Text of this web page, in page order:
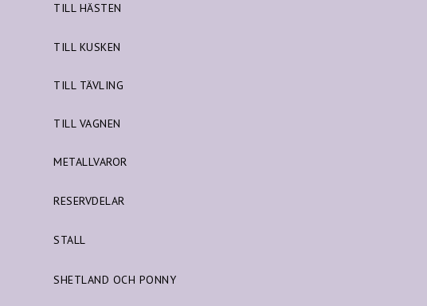
TILL HÄSTEN
TILL KUSKEN
TILL TÄVLING
TILL VAGNEN
METALLVAROR
RESERVDELAR
STALL
SHETLAND OCH PONNY